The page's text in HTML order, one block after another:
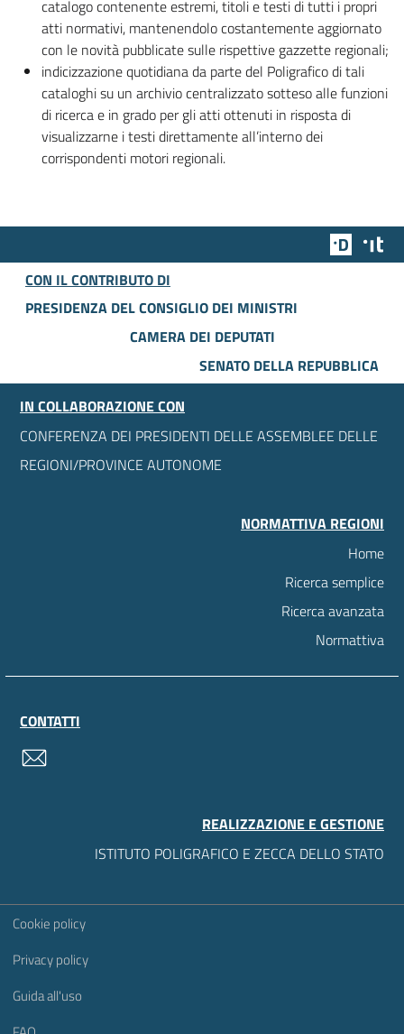
catalogo contenente estremi, titoli e testi di tutti i propri
atti normativi, mantenendolo costantemente aggiornato
con le novità pubblicate sulle rispettive gazzette regionali;
indicizzazione quotidiana da parte del Poligrafico di tali
cataloghi su un archivio centralizzato sotteso alle funzioni
di ricerca e in grado per gli atti ottenuti in risposta di
visualizzarne i testi direttamente all’interno dei
corrispondenti motori regionali.
Team
CON IL CONTRIBUTO DI
PRESIDENZA DEL CONSIGLIO DEI MINISTRI
CAMERA DEI DEPUTATI
SENATO DELLA REPUBBLICA
IN COLLABORAZIONE CON
CONFERENZA DEI PRESIDENTI DELLE ASSEMBLEE DELLE
REGIONI/PROVINCE AUTONOME
NORMATTIVA REGIONI
Home
Ricerca semplice
Ricerca avanzata
Normattiva
CONTATTI
REALIZZAZIONE E GESTIONE
ISTITUTO POLIGRAFICO E ZECCA DELLO STATO
Sezione Link Utili
Cookie policy
Privacy policy
Guida all'uso